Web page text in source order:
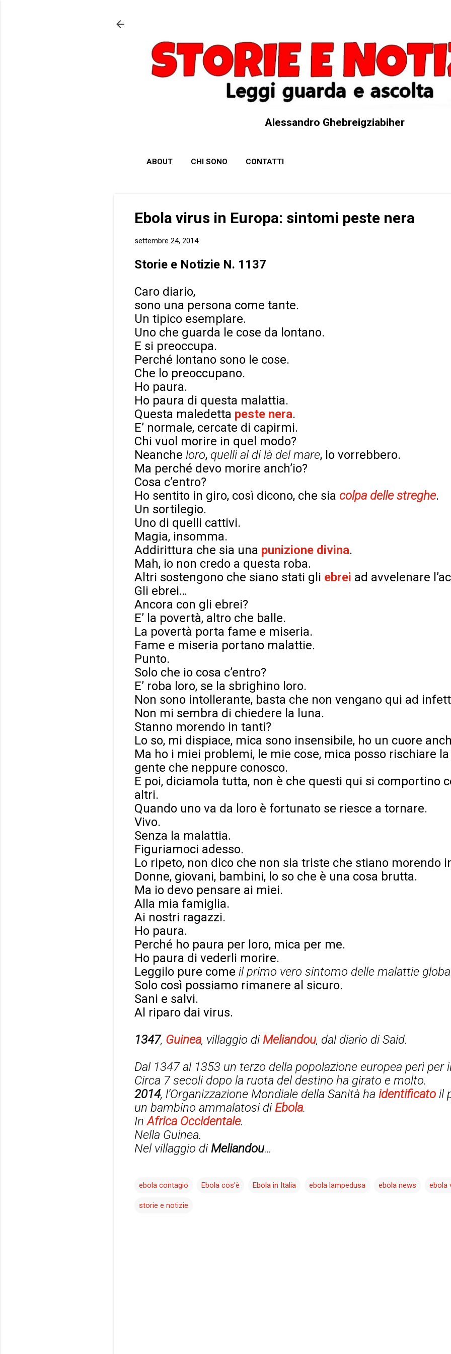
Alessandro Ghebreigziabiher
ABOUT CHI SONO CONTATTI
Ebola virus in Europa: sintomi peste nera
settembre 24, 2014
Storie e Notizie N. 1137
Caro diario,
sono una persona come tante.
Un tipico esemplare.
Uno che guarda le cose da lontano.
E si preoccupa.
Perché lontano sono le cose.
Che lo preoccupano.
Ho paura.
Ho paura di questa malattia.
Questa maledetta peste nera.
E’ normale, cercate di capirmi.
Chi vuol morire in quel modo?
Neanche loro, quelli al di là del mare, lo vorrebbero.
Ma perché devo morire anch’io?
Cosa c’entro?
Ho sentito in giro, così dicono, che sia colpa delle streghe.
Un sortilegio.
Uno di quelli cattivi.
Magia, insomma.
Addirittura che sia una punizione divina.
Mah, io non credo a questa roba.
Altri sostengono che siano stati gli ebrei ad avvelenare
Gli ebrei…
Ancora con gli ebrei?
E’ la povertà, altro che balle.
La povertà porta fame e miseria.
Fame e miseria portano malattie.
Punto.
Solo che io cosa c’entro?
E’ roba loro, se la sbrighino loro.
Non sono intollerante, basta che non vengano qui ad
Non mi sembra di chiedere la luna.
Stanno morendo in tanti?
Lo so, mi dispiace, mica sono insensibile, ho un cuore
Ma ho i miei problemi, le mie cose, mica posso rischiare
gente che neppure conosco.
E poi, diciamola tutta, non è che questi qui si comportino
altri.
Quando uno va da loro è fortunato se riesce a tornare.
Vivo.
Senza la malattia.
Figuriamoci adesso.
Lo ripeto, non dico che non sia triste che stiano morendo
Donne, giovani, bambini, lo so che è una cosa brutta.
Ma io devo pensare ai miei.
Alla mia famiglia.
Ai nostri ragazzi.
Ho paura.
Perché ho paura per loro, mica per me.
Ho paura di vederli morire.
Leggilo pure come il primo vero sintomo delle malattie
Solo così possiamo rimanere al sicuro.
Sani e salvi.
Al riparo dai virus.
1347, Guinea, villaggio diMeliandou, dal diario di Said.
Dal 1347 al 1353 un terzo della popolazione europea perì per
Circa 7 secoli dopo la ruota del destino ha girato e molto.
2014, l’Organizzazione Mondiale della Sanità ha identificato il
un bambino ammalatosi diEbola.
InAfrica Occidentale.
Nella Guinea.
Nel villaggio diMeliandou…
ebola contagio Ebola cos'è Ebola in Italia ebola lampedusa ebola news ebola
storie e notizie